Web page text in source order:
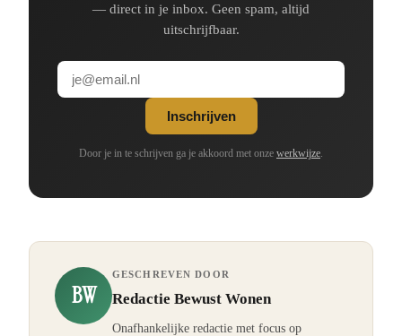
— direct in je inbox. Geen spam, altijd
uitschrijfbaar.
Inschrijven
Door je in te schrijven ga je akkoord met onze werkwijze
BW
GESCHREVEN DOOR
Redactie Bewust Wonen
Onafhankelijke redactie met focus op